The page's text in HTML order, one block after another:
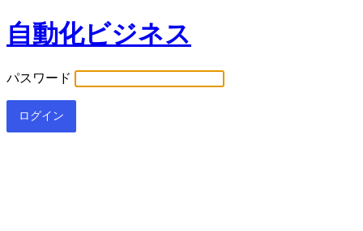
自動化ビジネス
パスワード